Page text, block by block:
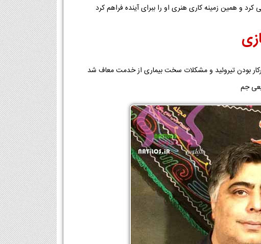
و همین زمینه کاری هنری او را ببرای آینده فراهم کرد
بودن تیروئید و مشکلات سخت بیماری از خدمت معاف شد
جم